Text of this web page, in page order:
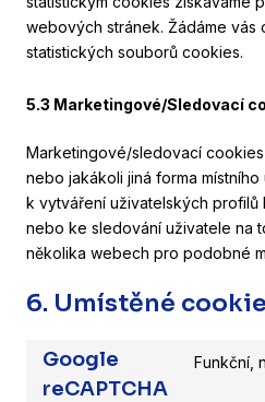
webových stránek. Žádáme vás
statistických souborů cookies.
5.3 Marketingové/Sledovací
Marketingové/sledovací
nebo jakákoli jiná forma
k vytváření uživatelských profilů
nebo ke sledování uživatele na
několika webech pro podobné
6. Umístěné
Google
reCAPTCHA
Funkční,